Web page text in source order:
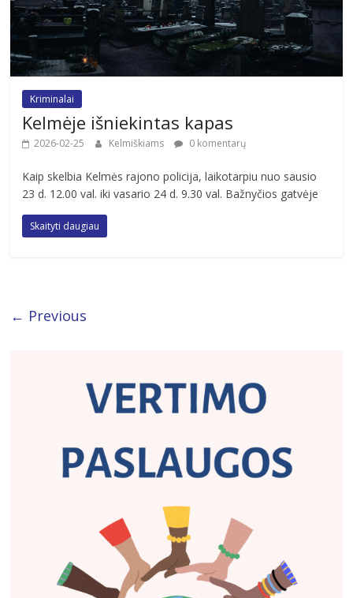
Kriminalai
Kelmėje išniekintas kapas
2026-02-25 Kelmiškiams 0 komentarų
Kaip skelbia Kelmės rajono policija, laikotarpiu nuo sausio
23 d. 12.00 val. iki vasario 24 d. 9.30 val. Bažnyčios gatvėje
Skaityti daugiau
← Previous